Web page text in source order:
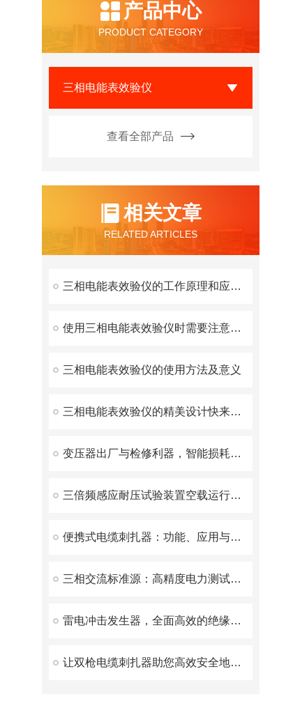
产品中心
PRODUCT CATEGORY
三相电能表效验仪
查看全部产品
相关文章
RELATED ARTICLES
三相电能表效验仪的工作原理和应用技巧
使用三相电能表效验仪时需要注意以下几点
三相电能表效验仪的使用方法及意义
三相电能表效验仪的精美设计快来看看
变压器出厂与检修利器，智能损耗测试仪核心优势
三倍频感应耐压试验装置空载运行时间不应过长
便携式电缆刺扎器：功能、应用与优势
三相交流标准源：高精度电力测试的核心利器
雷电冲击发生器，全面高效的绝缘性能检测解决方案
让双枪电缆刺扎器助您高效安全地施工